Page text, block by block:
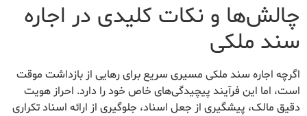
چالش‌ها و نکات کلیدی در اجاره
سند ملکی
اگرچه اجاره سند ملکی مسیری سریع برای رهایی از بازداشت موقت
است، اما این فرآیند پیچیدگی‌های خاص خود را دارد. احراز هویت
دقیق مالک، پیشگیری از جعل اسناد، جلوگیری از ارائه اسناد تکراری